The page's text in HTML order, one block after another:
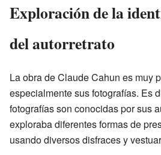
Exploración de la
del autorretrato
La obra de Claude Cahun es muy
especialmente sus fotografías. Es
fotografías son conocidas por sus
exploraba diferentes formas de
usando diversos disfraces y